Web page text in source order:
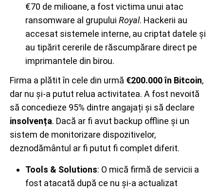
€70 de milioane, a fost victima unui atac
ransomware al grupului Royal. Hackerii au
accesat sistemele interne, au criptat datele și
au tipărit cererile de răscumpărare direct pe
imprimantele din birou.
Firma a plătit în cele din urmă €200.000 în Bitcoin,
dar nu și-a putut relua activitatea. A fost nevoită
să concedieze 95% dintre angajați și să declare
insolvența. Dacă ar fi avut backup offline și un
sistem de monitorizare dispozitivelor,
deznodământul ar fi putut fi complet diferit.
Tools & Solutions: O mică firmă de servicii a
fost atacată după ce nu și-a actualizat